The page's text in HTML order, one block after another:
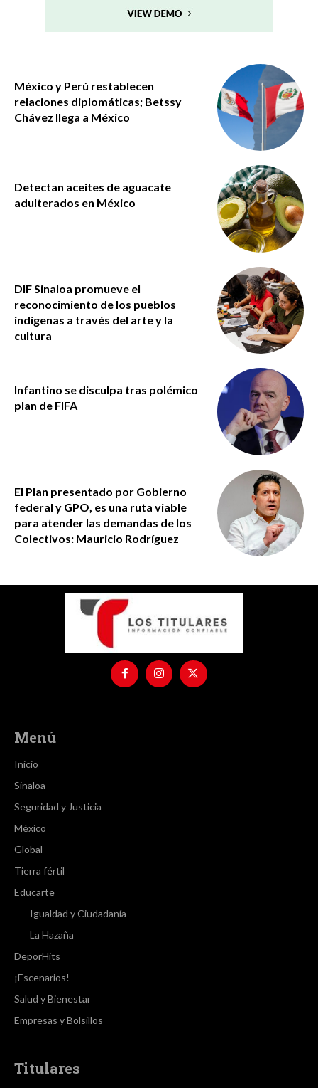
México y Perú restablecen
relaciones diplomáticas; Betssy
Chávez llega a México
Detectan aceites de aguacate
adulterados en México
DIF Sinaloa promueve el
reconocimiento de los pueblos
indígenas a través del arte y la
cultura
Infantino se disculpa tras polémico
plan de FIFA
El Plan presentado por Gobierno
federal y GPO, es una ruta viable
para atender las demandas de los
Colectivos: Mauricio Rodríguez
Menú
Inicio
Sinaloa
Seguridad y Justicia
México
Global
Tierra fértil
Educarte
Igualdad y Ciudadanía
La Hazaña
DeporHits
¡Escenarios!
Salud y Bienestar
Empresas y Bolsillos
Titulares